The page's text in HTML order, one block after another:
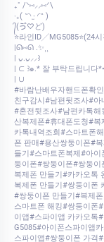
₊˚ /ᐠ⑅⸝⸝⑅ᐟ\
‎‧₊( ˶◝ ·̫ ◜˶ )
‎᭄(ゔ♡ど)
⭐라인ID╱MG5085⭐(24
|ᘏ⑅ᘏ .✨⸒⸒
| ᴗ͈.ᴗ͈⸝⸝꒱
| ⊂ ꒱๑.* 잘 부탁드립니다
| ∪
#바람난배우자핸드폰확
친구감시#남편뒷조사#
#혼전뒷조사#남편카톡
산복제폰#휴대폰도청#
카톡내역조회#스마트폰
폰 판매#용산쌍둥이폰#
들기#스마트폰복제#아
둥이폰#쌍둥이폰#쌍둥
복제폰 만들기#카카오톡
복제폰 만들기#쌍둥이폰
#쌍둥이폰 만들기#복제
스마트폰 해킹#쌍둥이폰
이앱#스파이앱 카카오톡
G5085#아이폰스파이앱
스파이앱#쌍둥이폰 가격